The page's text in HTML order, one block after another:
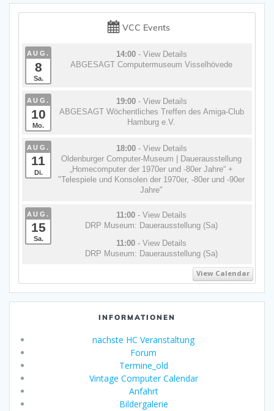
VCC Events
AUG.
8
Sa.
14:00 - View Details
ABGESAGT Computermuseum Visselhövede
AUG.
10
Mo.
19:00 - View Details
ABGESAGT Wöchentliches Treffen des Amiga-Club
Hamburg e.V.
AUG.
11
Di.
18:00 - View Details
Oldenburger Computer-Museum | Dauerausstellung
„Homecomputer der 1970er und -80er Jahre“ +
"Telespiele und Konsolen der 1970er, -80er und -90er
Jahre"
AUG.
15
Sa.
11:00 - View Details
DRP Museum: Dauerausstellung (Sa)
11:00 - View Details
DRP Museum: Dauerausstellung (Sa)
View Calendar
INFORMATIONEN
nächste HC Veranstaltung
Forum
Termine_old
Vintage Computer Calendar
Anfahrt
Bildergalerie